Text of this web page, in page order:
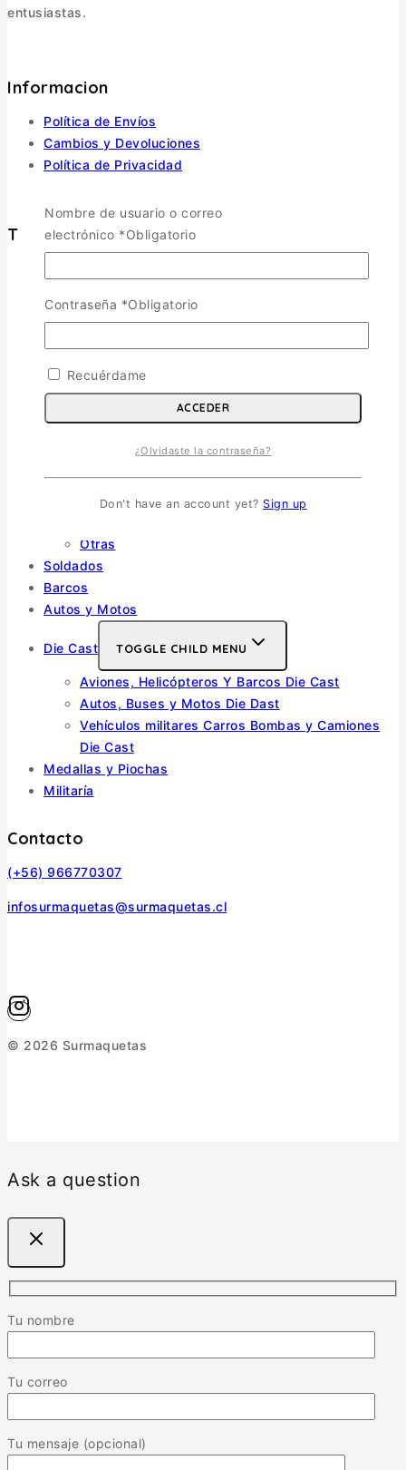
entusiastas.
Informacion
Política de Envíos
Cambios y Devoluciones
Política de Privacidad
Tienda
Escala 1/72
Escala 1/32
Helicópteros
Escala 1/35
Otras
Soldados
Barcos
Autos y Motos
Die Cast TOGGLE CHILD MENU
Aviones, Helicópteros Y Barcos Die Cast
Autos, Buses y Motos Die Dast
Vehículos militares Carros Bombas y Camiones
Die Cast
Medallas y Piochas
Militaría
Contacto
(+56) 966770307
infosurmaquetas@surmaquetas.cl
© 2026 Surmaquetas
Ask a question
Tu nombre
Tu correo
Tu mensaje (opcional)
Nombre de usuario o correo
electrónico *Obligatorio
Contraseña *Obligatorio
Recuérdame
ACCEDER
¿Olvidaste la contraseña?
Don't have an account yet? Sign up